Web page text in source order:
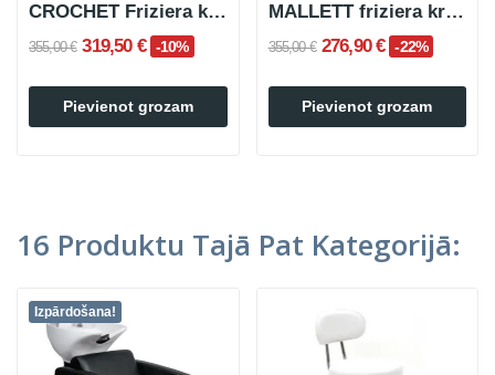
CROCHET Friziera krēsls Apaļš Metālisks Pamatnes
355,00 € 319,50 € -10%
Pievienot grozam
MALLETT friziera krēsls, melns, apaļš, pamatne
355,00 € 276,90 € -22%
Pievienot grozam
16 Produktu Tajā Pat Kategorijā:
Izpārdošana!